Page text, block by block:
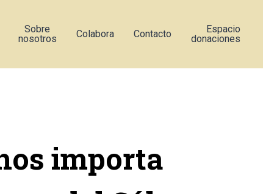
Sobre
nosotros
Colabora Contacto
Espacio
donaciones
importa